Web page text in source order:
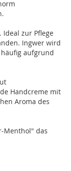
Ideal zur Pflege
Ingwer wird
aufgrund
Handcreme mit
Aroma des
Menthol" das